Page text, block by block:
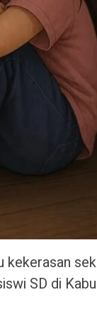
kekerasan
SD di